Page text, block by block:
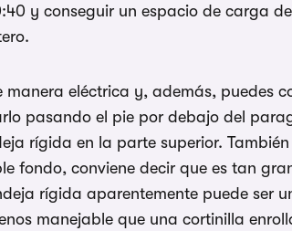
y conseguir un espacio de carga
eléctrica y, además, puedes
pasando el pie por debajo del
rígida en la parte superior. También
fondo, conviene decir que es tan
rígida aparentemente puede ser
manejable que una cortinilla